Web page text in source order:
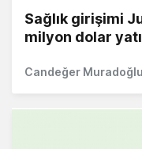
Sağlık girişimi
milyon dolar
Candeğer Muradoğlu